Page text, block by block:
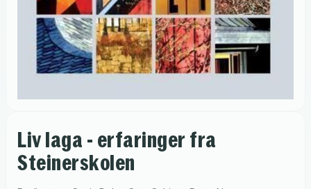
Liv laga - erfaringer fra
Steinerskolen